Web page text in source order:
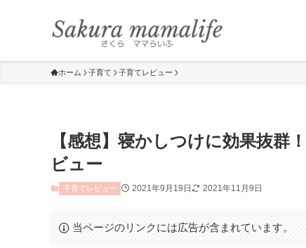
ホーム 子育て 子育てレビュー
【感想】寝かしつけに効果抜
ビュー
子育てレビュー 2021年9月19日 2021年11月9日
当ページのリンクには広告が含まれています。